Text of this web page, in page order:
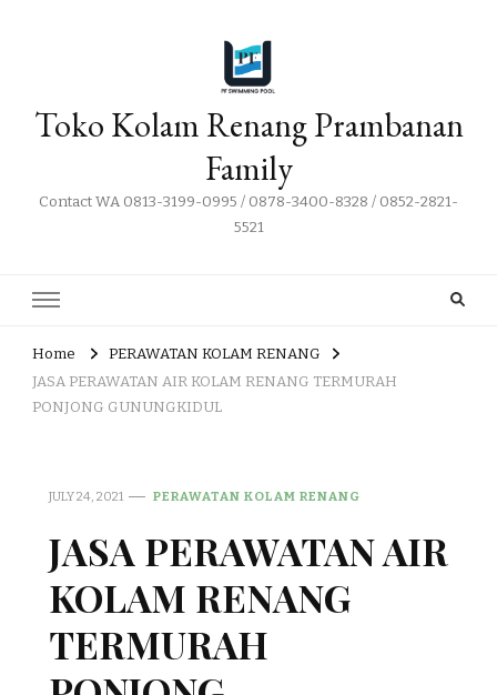
Toko Kolam Renang Prambanan
Family
Contact WA 0813-3199-0995 / 0878-3400-8328 / 0852-2821-
5521
Home
PERAWATAN KOLAM RENANG
JASA PERAWATAN AIR KOLAM RENANG TERMURAH
PONJONG GUNUNGKIDUL
JULY 24, 2021 PERAWATAN KOLAM RENANG
JASA PERAWATAN AIR
KOLAM RENANG
TERMURAH